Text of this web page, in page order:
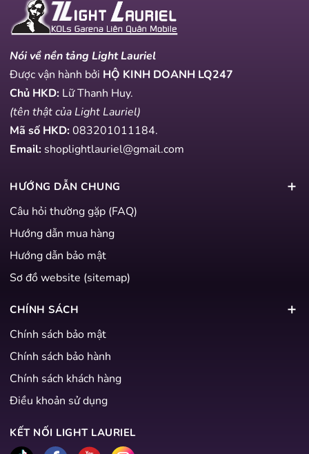
Nói về nền tảng Light Lauriel
Được vận hành bởi HỘ KINH DOANH LQ247
Chủ HKD: Lữ Thanh Huy.
(tên thật của Light Lauriel)
Mã số HKD:083201011184.
Email: shoplightlauriel@gmail.com
HƯỚNG DẪN CHUNG
Câu hỏi thường gặp (FAQ)
Hướng dẫn mua hàng
Hướng dẫn bảo mật
Sơ đồ website (sitemap)
CHÍNH SÁCH
Chính sách bảo mật
Chính sách bảo hành
Chính sách khách hàng
Điều khoản sử dụng
KẾT NỐI LIGHT LAURIEL